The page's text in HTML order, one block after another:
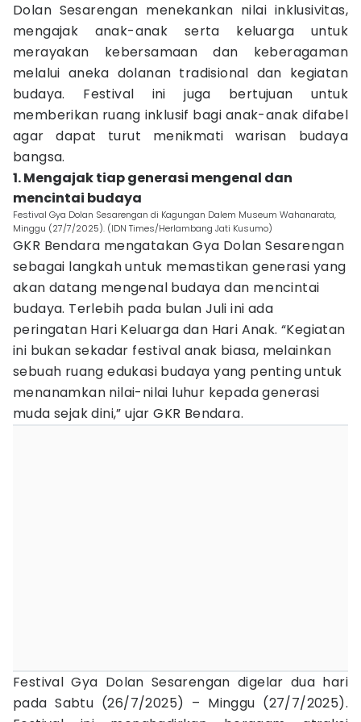
Dolan Sesarengan menekankan nilai inklusivitas,
mengajak anak-anak serta keluarga untuk
merayakan kebersamaan dan keberagaman
melalui aneka dolanan tradisional dan kegiatan
budaya. Festival ini juga bertujuan untuk
memberikan ruang inklusif bagi anak-anak difabel
agar dapat turut menikmati warisan budaya
bangsa.
1. Mengajak tiap generasi mengenal dan
mencintai budaya
Festival Gya Dolan Sesarengan di Kagungan Dalem Museum Wahanarata,
Minggu (27/7/2025). (IDN Times/Herlambang Jati Kusumo)
GKR Bendara mengatakan Gya Dolan Sesarengan
sebagai langkah untuk memastikan generasi yang
akan datang mengenal budaya dan mencintai
budaya. Terlebih pada bulan Juli ini ada
peringatan Hari Keluarga dan Hari Anak. “Kegiatan
ini bukan sekadar festival anak biasa, melainkan
sebuah ruang edukasi budaya yang penting untuk
menanamkan nilai-nilai luhur kepada generasi
muda sejak dini,” ujar GKR Bendara.
Festival Gya Dolan Sesarengan digelar dua hari
pada Sabtu (26/7/2025) – Minggu (27/7/2025).